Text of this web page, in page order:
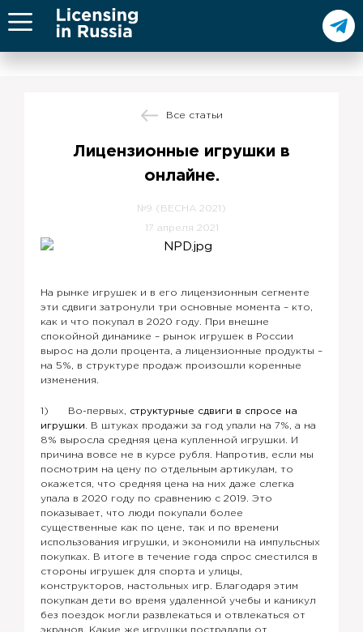
Все статьи
Лицензионные игрушки в
онлайне.
№9 (ВЕСНА 2021)
17 апреля 2021
На рынке игрушек и в его лицензионным сегменте
эти сдвиги затронули три основные момента – кто,
как и что покупал в 2020 году. При внешне
спокойной динамике – рынок игрушек в России
вырос на доли процента, а лицензионные продукты –
на 5%, в структуре продаж произошли коренные
изменения.
1) Во-первых, структурные сдвиги в спросе на
игрушки.
В штуках продажи за год упали на 7%, а на
8% выросла средняя цена купленной игрушки. И
причина вовсе не в курсе рубля. Напротив, если мы
посмотрим на цену по отдельным артикулам, то
окажется, что средняя цена на них даже слегка
упала в 2020 году по сравнению с 2019. Это
показывает, что люди покупали более
существенные как по цене, так и по времени
использования игрушки, и экономили на импульсных
покупках. В итоге в течение года спрос сместился в
стороны игрушек для спорта и улицы,
конструкторов, настольных игр. Благодаря этим
покупкам дети во время удаленной учебы и каникул
без поездок могли развлекаться и отвлекаться от
экранов. Какие же игрушки пострадали от